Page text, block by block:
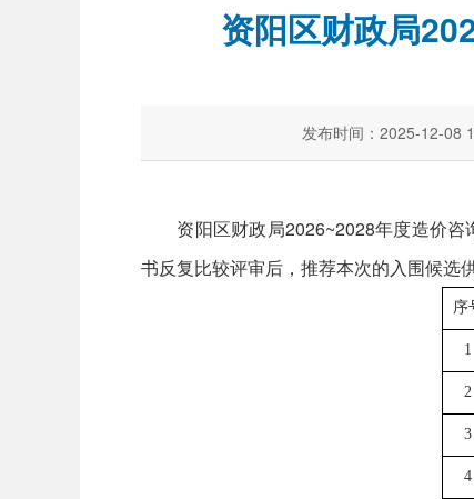
资阳区财政局
发布时间：2025-12-08
资阳区财政局2026~2028年度造价咨
书反复比较评审后，推荐本次的入围候选
序
1
2
3
4